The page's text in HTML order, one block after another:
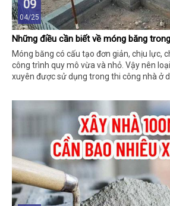
09
04/25
Những điều cần biết về móng băng
Móng băng có cấu tạo đơn giản, chịu lực,
công trình quy mô vừa và nhỏ. Vậy nên
xuyên được sử dụng trong thi công nhà ở